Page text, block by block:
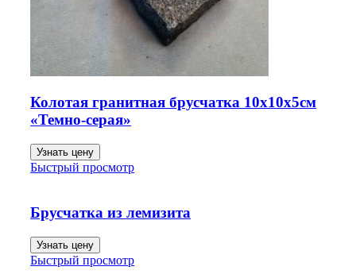
Колотая гранитная брусчатка 10х10х5см
«Темно-серая»
Узнать цену
Быстрый просмотр
Брусчатка из лемизита
Узнать цену
Быстрый просмотр